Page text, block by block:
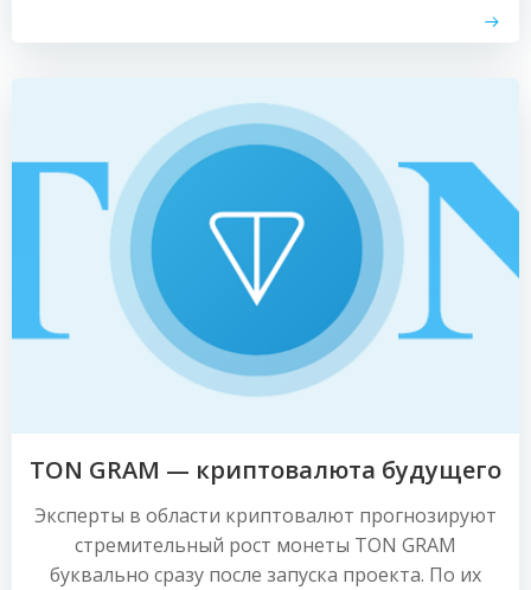
TON GRAM — криптовалюта будущего
Эксперты в области криптовалют прогнозируют
стремительный рост монеты TON GRAM
буквально сразу после запуска проекта. По их